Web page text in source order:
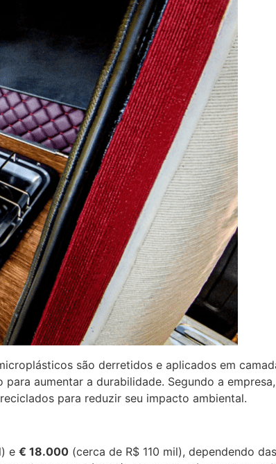
são derretidos e aplicados em
aumentar a durabilidade. Segundo a
para reduzir seu impacto ambiental.
e € 18.000 (cerca de R$ 110 mil), dependendo